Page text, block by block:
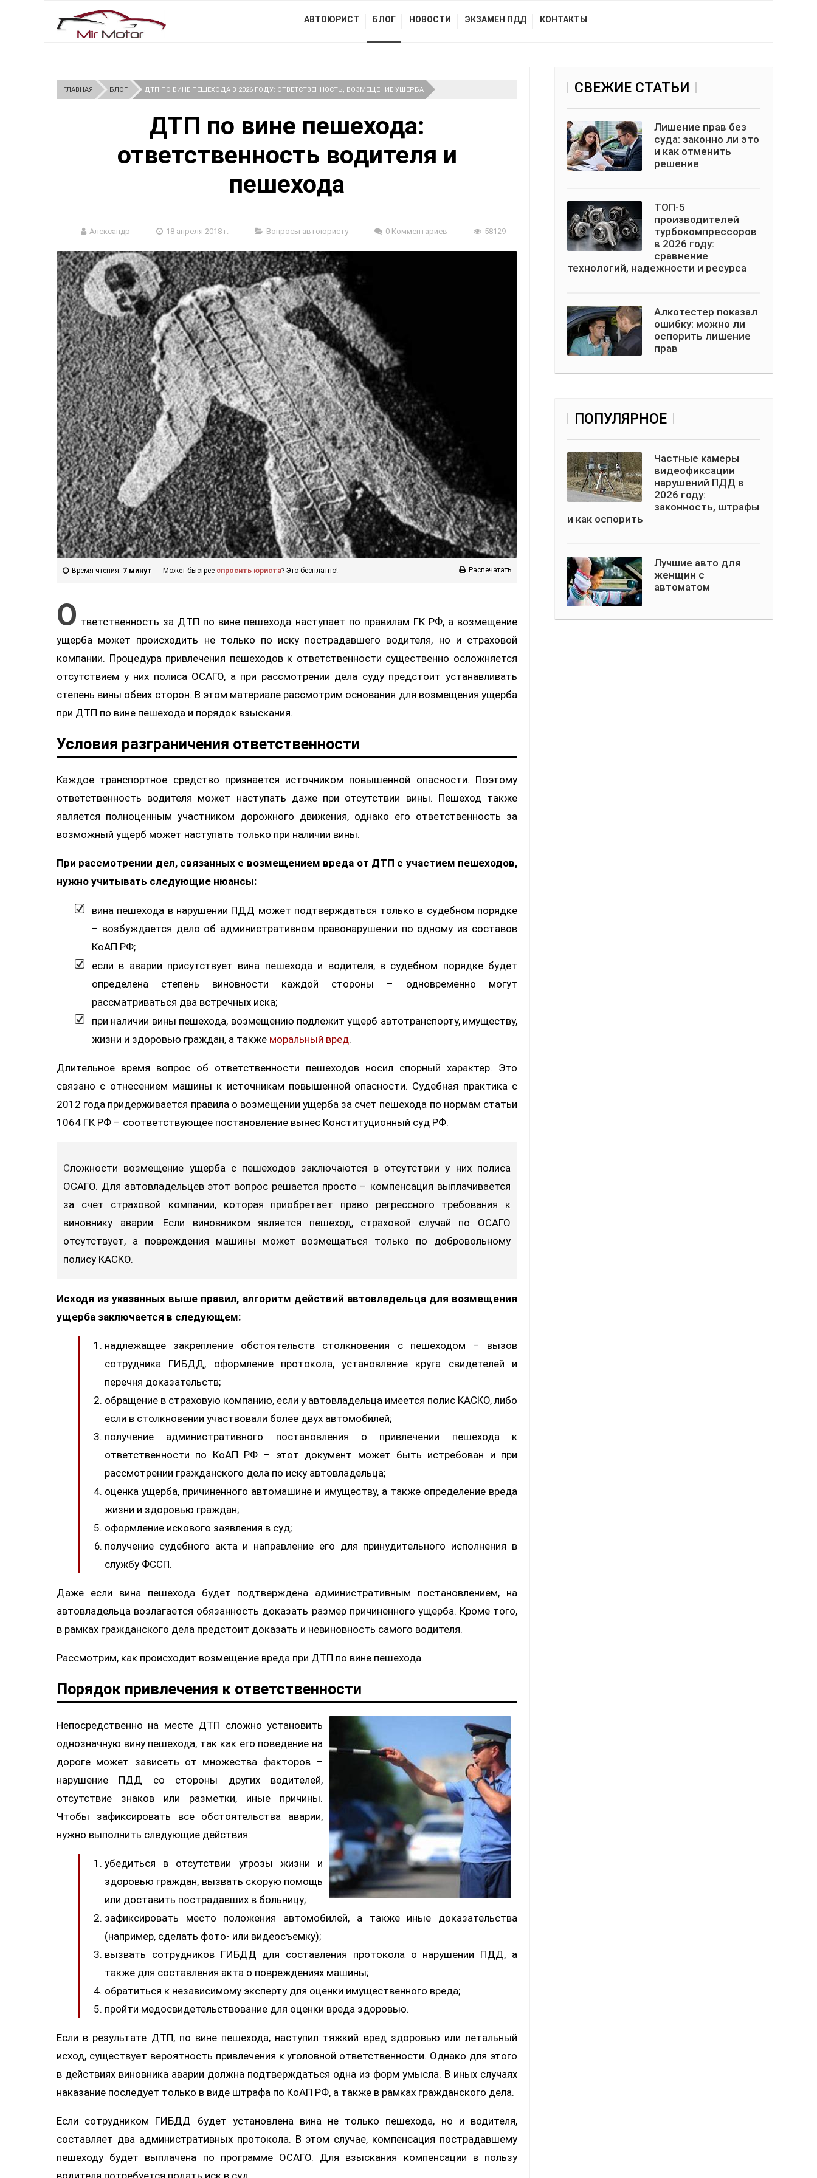
АВТОЮРИСТ БЛОГ НОВОСТИ ЭКЗАМЕН ПДД КОНТАКТЫ
ГЛАВНАЯ БЛОГ ДТП ПО ВИНЕ ПЕШЕХОДА В 2026 ГОДУ: ОТВЕТСТВЕННОСТЬ, ВОЗМЕЩЕНИЕ УЩЕРБА
ДТП по вине пешехода:
ответственность водителя и
пешехода
Александр 18 апреля 2018 г. Вопросы автоюристу 0 Комментариев 58129
Время чтения: 7 минут Может быстрее спросить юриста? Это бесплатно! Распечатать
О тветственность за ДТП по вине пешехода наступает по правилам ГК РФ, а возмещение
ущерба может происходить не только по иску пострадавшего водителя, но и страховой
компании. Процедура привлечения пешеходов к ответственности существенно осложняется
отсутствием у них полиса ОСАГО, а при рассмотрении дела суду предстоит устанавливать
степень вины обеих сторон. В этом материале рассмотрим основания для возмещения ущерба
при ДТП по вине пешехода и порядок взыскания.
Условия разграничения ответственности
Каждое транспортное средство признается источником повышенной опасности. Поэтому
ответственность водителя может наступать даже при отсутствии вины. Пешеход также
является полноценным участником дорожного движения, однако его ответственность за
возможный ущерб может наступать только при наличии вины.
При рассмотрении дел, связанных с возмещением вреда от ДТП с участием пешеходов,
нужно учитывать следующие нюансы:
вина пешехода в нарушении ПДД может подтверждаться только в судебном порядке
– возбуждается дело об административном правонарушении по одному из составов
КоАП РФ;
если в аварии присутствует вина пешехода и водителя, в судебном порядке будет
определена степень виновности каждой стороны – одновременно могут
рассматриваться два встречных иска;
при наличии вины пешехода, возмещению подлежит ущерб автотранспорту, имуществу,
жизни и здоровью граждан, а также моральный вред.
Длительное время вопрос об ответственности пешеходов носил спорный характер. Это
связано с отнесением машины к источникам повышенной опасности. Судебная практика с
2012 года придерживается правила о возмещении ущерба за счет пешехода по нормам статьи
1064 ГК РФ – соответствующее постановление вынес Конституционный суд РФ.
Сложности возмещение ущерба с пешеходов заключаются в отсутствии у них полиса
ОСАГО. Для автовладельцев этот вопрос решается просто – компенсация выплачивается
за счет страховой компании, которая приобретает право регрессного требования к
виновнику аварии. Если виновником является пешеход, страховой случай по ОСАГО
отсутствует, а повреждения машины может возмещаться только по добровольному
полису КАСКО.
Исходя из указанных выше правил, алгоритм действий автовладельца для возмещения
ущерба заключается в следующем:
надлежащее закрепление обстоятельств столкновения с пешеходом – вызов
сотрудника ГИБДД, оформление протокола, установление круга свидетелей и
перечня доказательств;
обращение в страховую компанию, если у автовладельца имеется полис КАСКО, либо
если в столкновении участвовали более двух автомобилей;
получение административного постановления о привлечении пешехода к
ответственности по КоАП РФ – этот документ может быть истребован и при
рассмотрении гражданского дела по иску автовладельца;
оценка ущерба, причиненного автомашине и имуществу, а также определение вреда
жизни и здоровью граждан;
оформление искового заявления в суд;
получение судебного акта и направление его для принудительного исполнения в
службу ФССП.
Даже если вина пешехода будет подтверждена административным постановлением, на
автовладельца возлагается обязанность доказать размер причиненного ущерба. Кроме того,
в рамках гражданского дела предстоит доказать и невиновность самого водителя.
Рассмотрим, как происходит возмещение вреда при ДТП по вине пешехода.
Порядок привлечения к ответственности
Непосредственно на месте ДТП сложно установить
однозначную вину пешехода, так как его поведение на
дороге может зависеть от множества факторов –
нарушение ПДД со стороны других водителей,
отсутствие знаков или разметки, иные причины.
Чтобы зафиксировать все обстоятельства аварии,
нужно выполнить следующие действия:
убедиться в отсутствии угрозы жизни и
здоровью граждан, вызвать скорую помощь
или доставить пострадавших в больницу;
зафиксировать место положения автомобилей, а также иные доказательства
(например, сделать фото- или видеосъемку);
вызвать сотрудников ГИБДД для составления протокола о нарушении ПДД, а
также для составления акта о повреждениях машины;
обратиться к независимому эксперту для оценки имущественного вреда;
пройти медосвидетельствование для оценки вреда здоровью.
Если в результате ДТП, по вине пешехода, наступил тяжкий вред здоровью или летальный
исход, существует вероятность привлечения к уголовной ответственности. Однако для этого
в действиях виновника аварии должна подтверждаться одна из форм умысла. В иных случаях
наказание последует только в виде штрафа по КоАП РФ, а также в рамках гражданского дела.
Если сотрудником ГИБДД будет установлена вина не только пешехода, но и водителя,
составляет два административных протокола. В этом случае, компенсация пострадавшему
пешеходу будет выплачена по программе ОСАГО. Для взыскания компенсации в пользу
водителя потребуется подать иск в суд.
СВЕЖИЕ СТАТЬИ
Лишение прав без
суда: законно ли это
и как отменить
решение
ТОП-5
производителей
турбокомпрессоров
в 2026 году:
сравнение
технологий, надежности и ресурса
Алкотестер показал
ошибку: можно ли
оспорить лишение
прав
ПОПУЛЯРНОЕ
Частные камеры
видеофиксации
нарушений ПДД в
2026 году:
законность, штрафы
и как оспорить
Лучшие авто для
женщин с
автоматом